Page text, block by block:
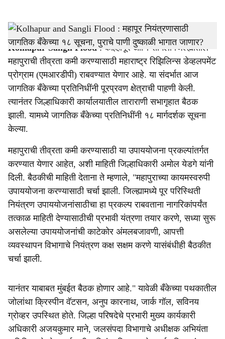
h
a
r
e
Kolhapur and Sangli Flood-agrowon
Kolhapur Sangli Flood: कोल्हापूर आणि सांगली जिल्ह्यातील
महापुराची तीव्रता कमी करण्यासाठी महाराष्ट्र रिझिलिन्स डेव्हलपमेंट
प्रोग्राम (एमआरडीपी) राबवण्यात येणार आहे. या संदर्भात आज
जागतिक बँकेच्या प्रतिनिधींनी पूरप्रवण क्षेत्राची पाहणी केली.
त्यानंतर जिल्हाधिकारी कार्यालयातील ताराराणी सभागृहात बैठक
झाली. यामध्ये जागतिक बँकेच्या प्रतिनिधींनी १८ मार्गदर्शक सूचना
केल्या.
महापुराची तीव्रता कमी करण्यासाठी या उपाययोजना प्रकल्पांतर्गत
करण्यात येणार आहेत, अशी माहिती जिल्हाधिकारी अमोल येडगे यांनी
दिली. बैठकीची माहिती देताना ते म्हणाले, "महापुराच्या कायमस्वरुपी
उपाययोजना करण्यासाठी चर्चा झाली. जिल्ह्यामध्ये पूर परिस्थिती
नियंत्रण उपाययोजनांसाठीचा हा प्रकल्प राबवताना नागरिकांपर्यंत
तत्काळ माहिती देण्यासाठीची प्रभावी यंत्रणा तयार करणे, सध्या सुरू
असलेल्या उपाययोजनांची काटेकोर अंमलबजावणी, आपत्ती
व्यवस्थापन विभागाचे नियंत्रण कक्ष सक्षम करणे यासंबंधीही बैठकीत
चर्चा झाली.
यानंतर याबाबत मुंबईत बैठक होणार आहे." यावेळी बँकेच्या पथकातील
जोलांथा क्रिस्पीन वॅटसन, अनुप कारनाथ, जार्क गॉल, सविनय
ग्रोव्हर उपस्थित होते. जिल्हा परिषदेचे प्रभारी मुख्य कार्यकारी
अधिकारी अजयकुमार माने, जलसंपदा विभागाचे अधीक्षक अभियंता